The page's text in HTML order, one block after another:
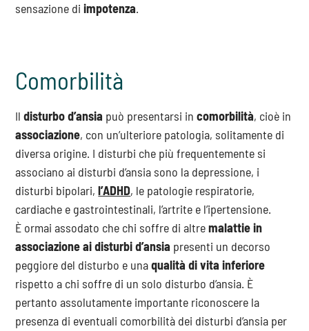
sensazione diimpotenza.
Comorbilità
Il disturbo d’ansia può presentarsi incomorbilità, cioè in
associazione, con un’ulteriore patologia, solitamente di
diversa origine. I disturbi che più frequentemente si
associano ai disturbi d’ansia sono la depressione, i
disturbi bipolari,l’ADHD, le patologie respiratorie,
cardiache e gastrointestinali, l’artrite e l’ipertensione.
È ormai assodato che chi soffre di altremalattie in
associazione ai disturbi d’ansia presenti un decorso
peggiore del disturbo e unaqualità di vita inferiore
rispetto a chi soffre di un solo disturbo d’ansia. È
pertanto assolutamente importante riconoscere la
presenza di eventuali comorbilità dei disturbi d’ansia per